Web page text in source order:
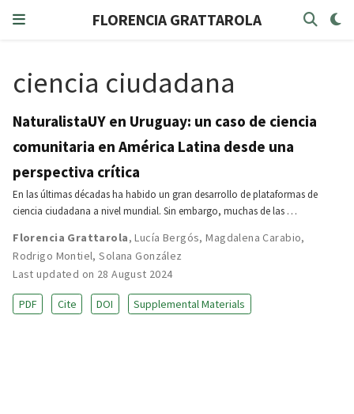
FLORENCIA GRATTAROLA
ciencia ciudadana
NaturalistaUY en Uruguay: un caso de ciencia
comunitaria en América Latina desde una
perspectiva crítica
En las últimas décadas ha habido un gran desarrollo de plataformas de
ciencia ciudadana a nivel mundial. Sin embargo, muchas de las …
Florencia Grattarola,Lucía Bergós,Magdalena Carabio,
Rodrigo Montiel,Solana González
Last updated on 28 August 2024
PDF Cite DOI Supplemental Materials